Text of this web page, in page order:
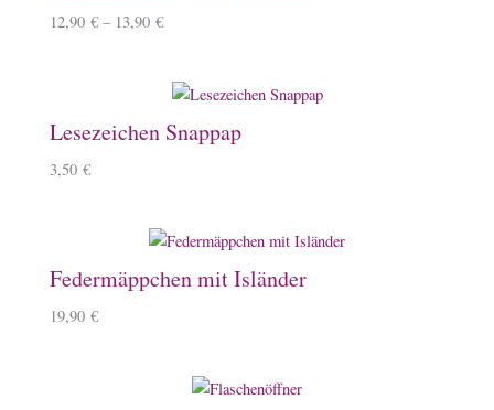
12,90 € – 13,90 €
Lesezeichen Snappap
3,50 €
Federmäppchen mit Isländer
19,90 €